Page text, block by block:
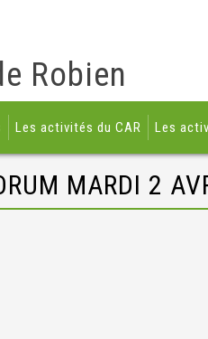
Robien
Les activités du CAR Les
MARDI 2